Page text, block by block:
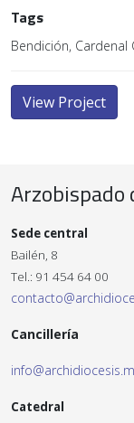
Tags
Bendición,
View Project
Arzobispado
Sede central
Bailén, 8
Tel.: 91 454 64 00
Cancillería
Catedral